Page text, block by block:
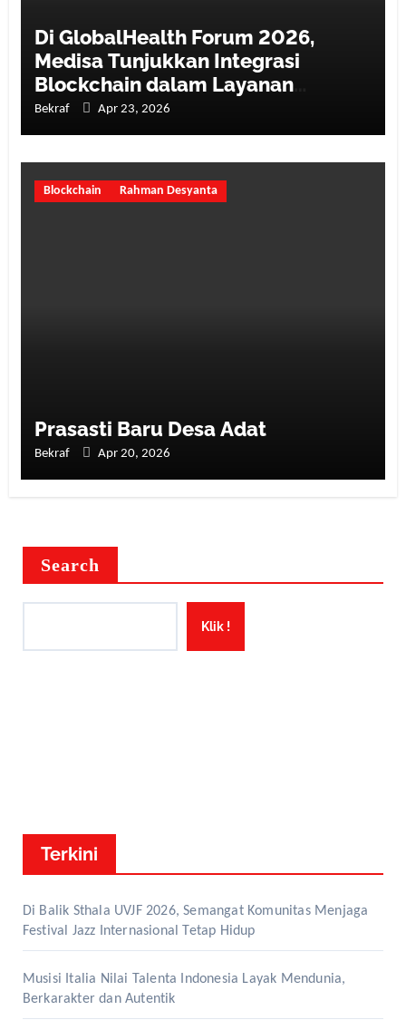
Di GlobalHealth Forum 2026,
Medisa Tunjukkan Integrasi
Blockchain dalam Layanan
Kesehatan
Bekraf Apr 23, 2026
Blockchain Rahman Desyanta
Prasasti Baru Desa Adat
Bekraf Apr 20, 2026
Search
Klik !
Terkini
Di Balik Sthala UVJF 2026, Semangat Komunitas Menjaga
Festival Jazz Internasional Tetap Hidup
Musisi Italia Nilai Talenta Indonesia Layak Mendunia,
Berkarakter dan Autentik